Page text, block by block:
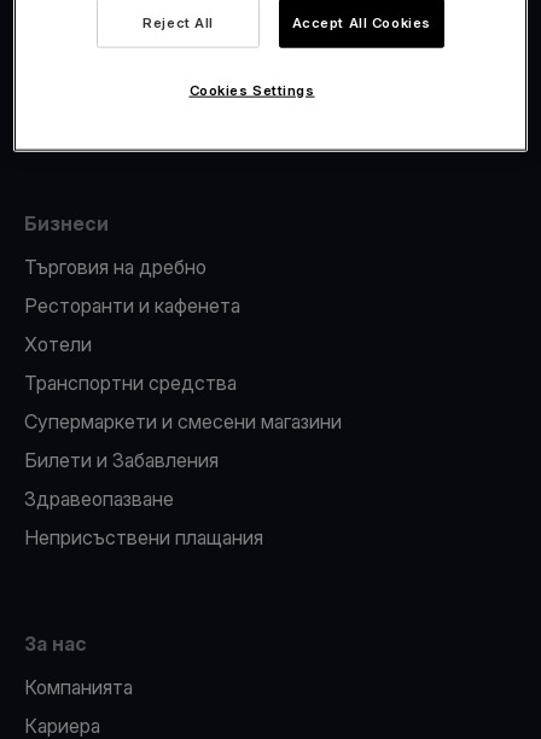
Фискализация
Бизнеси
Търговия на дребно
Ресторанти и кафенета
Хотели
Транспортни средства
Супермаркети и смесени магазини
Билети и Забавления
Здравеопазване
Неприсъствени плащания
За нас
Компанията
Кариера
Reject All Accept All Cookies
Cookies Settings